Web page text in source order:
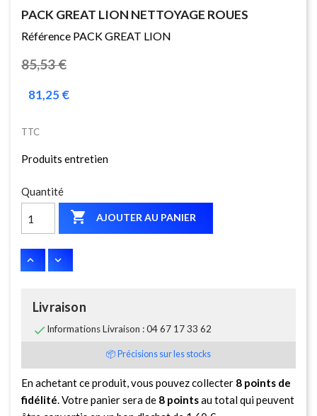
PACK GREAT LION NETTOYAGE ROUES
Référence PACK GREAT LION
85,53 €
81,25 €
TTC
Produits entretien
Quantité
 AJOUTER AU PANIER
Livraison
Informations Livraison : 04 67 17 33 62
📦 Précisions sur les stocks
En achetant ce produit, vous pouvez collecter 8 points de
fidélité. Votre panier sera de 8 pointsau total qui peuvent